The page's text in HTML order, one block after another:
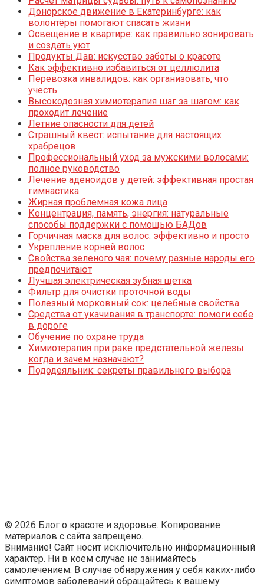
Донорское движение в Екатеринбурге: как
волонтёры помогают спасать жизни
Освещение в квартире: как правильно зонировать
и создать уют
Продукты Дав: искусство заботы о красоте
Как эффективно избавиться от целлюлита
Перевозка инвалидов: как организовать, что
учесть
Высокодозная химиотерапия шаг за шагом: как
проходит лечение
Летние опасности для детей
Страшный квест: испытание для настоящих
храбрецов
Профессиональный уход за мужскими волосами:
полное руководство
Лечение аденоидов у детей: эффективная простая
гимнастика
Жирная проблемная кожа лица
Концентрация, память, энергия: натуральные
способы поддержки с помощью БАДов
Горчичная маска для волос: эффективно и просто
Укрепление корней волос
Свойства зеленого чая: почему разные народы его
предпочитают
Лучшая электрическая зубная щетка
Фильтр для очистки проточной воды
Полезный морковный сок: целебные свойства
Средства от укачивания в транспорте: помоги себе
в дороге
Обучение по охране труда
Химиотерапия при раке предстательной железы:
когда и зачем назначают?
Пододеяльник: секреты правильного выбора
© 2026 Блог о красоте и здоровье. Копирование
материалов с сайта запрещено.
Внимание! Сайт носит исключительно информационный
характер. Ни в коем случае не занимайтесь
самолечением. В случае обнаружения у себя каких-либо
симптомов заболеваний обращайтесь к вашему